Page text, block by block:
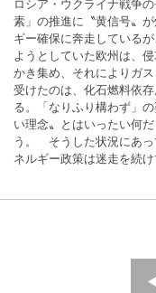
ロシア・ウクライナ戦争
素」の推進に〝黄信号〟
ギー確保に奔走している
ようとしていた欧州は、
かき集め、それによりガ
受けたのは、化石燃料依
る。「なりふり構わず」
い理念〟とはいったい何
う。 そうした状況にあっ
ネルギー政策は迷走を続